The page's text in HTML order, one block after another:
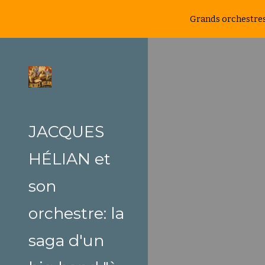
Grands
JACQUES
HÉLIAN et
son
orchestre: la
saga d'un